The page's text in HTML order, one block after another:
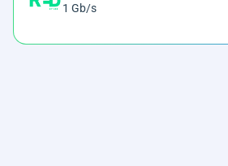
1 Gb/s